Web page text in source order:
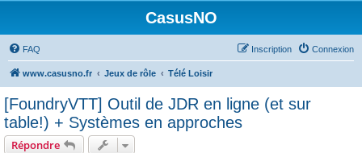
CasusNO
FAQ Connexion
Inscription
www.casusno.fr Jeux de rôle Télé Loisir
[FoundryVTT] Outil de JDR en ligne (et sur
table!) + Systèmes en approches
Répondre